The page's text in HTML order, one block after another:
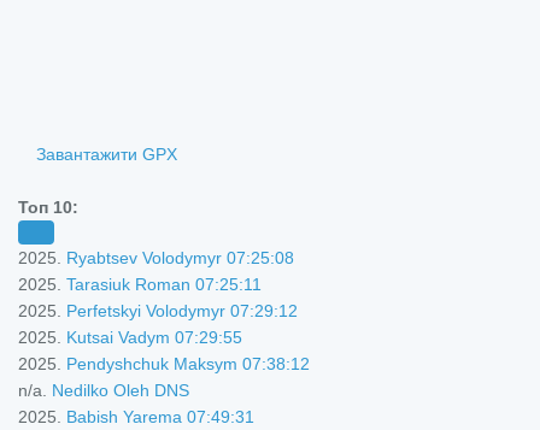
Завантажити GPX
Топ 10:
2025. Ryabtsev Volodymyr 07:25:08
2025. Tarasiuk Roman 07:25:11
2025. Perfetskyi Volodymyr 07:29:12
2025. Kutsai Vadym 07:29:55
2025. Pendyshchuk Maksym 07:38:12
n/a. Nedilko Oleh DNS
2025. Babish Yarema 07:49:31